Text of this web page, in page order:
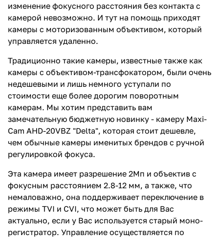
изменение фокусного расстояния без контакта с
камерой невозможно. И тут на помощь приходят
камеры с моторизованным объективом, который
управляется удаленно.
Традиционно такие камеры, известные также как
камеры с объективом-трансфокатором, были очень
недешевыми и лишь немного уступали по
стоимости еще более дорогим поворотным
камерам. Мы хотим представить вам
замечательную бюджетную новинку - камеру Maxi-
Cam AHD-20VBZ "Delta", которая стоит дешевле,
чем обычные камеры именитых брендов с ручной
регулировкой фокуса.
Эта камера имеет разрешение 2Мп и объектив с
фокусным расстоянием 2.8-12 мм, а также, что
немаловажно, она поддерживает переключение в
режимы TVI и CVI, что может быть для Вас
актуально, если у Вас используется старый моно-
регистратор. Управление осуществляется по